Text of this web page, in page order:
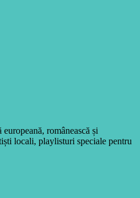
românească și
locali, playlisturi speciale pentru